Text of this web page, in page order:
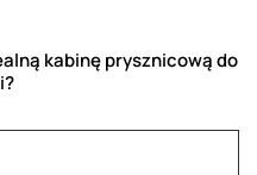
kabinę prysznicową do